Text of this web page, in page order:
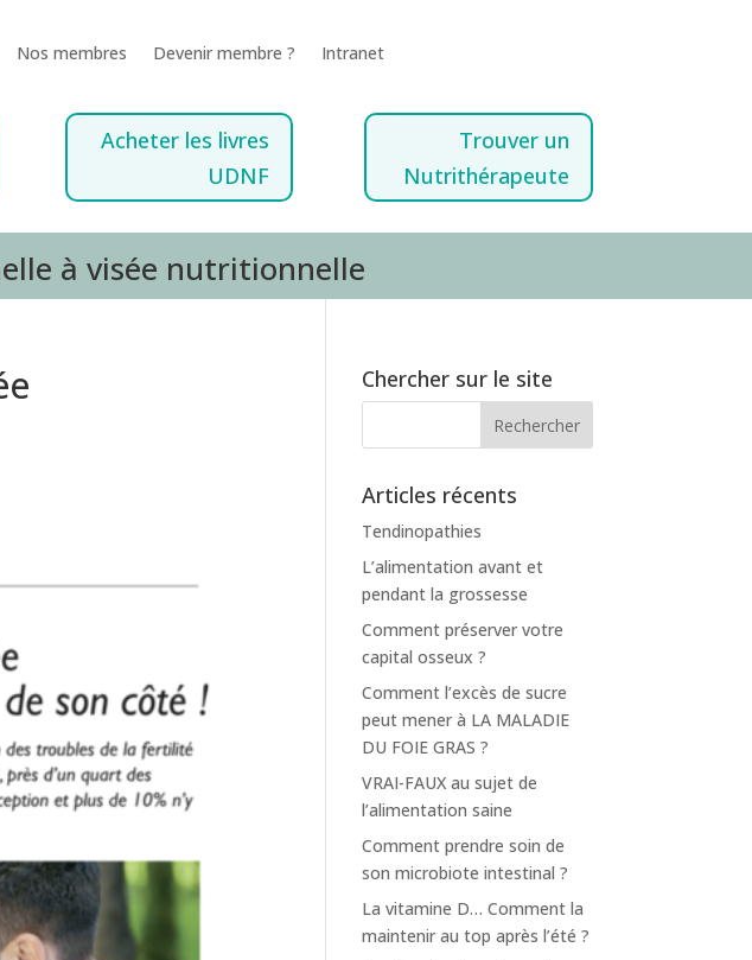
Nos membres Devenir membre ? Intranet
Acheter les livres
UDNF
Trouver un
Nutrithérapeute
à visée nutritionnelle
Chercher sur le site
Articles récents
Tendinopathies
L’alimentation avant et
pendant la grossesse
Comment préserver votre
capital osseux ?
Comment l’excès de sucre
peut mener à LA MALADIE
DU FOIE GRAS ?
VRAI-FAUX au sujet de
l’alimentation saine
Comment prendre soin de
son microbiote intestinal ?
La vitamine D… Comment la
maintenir au top après l’été ?